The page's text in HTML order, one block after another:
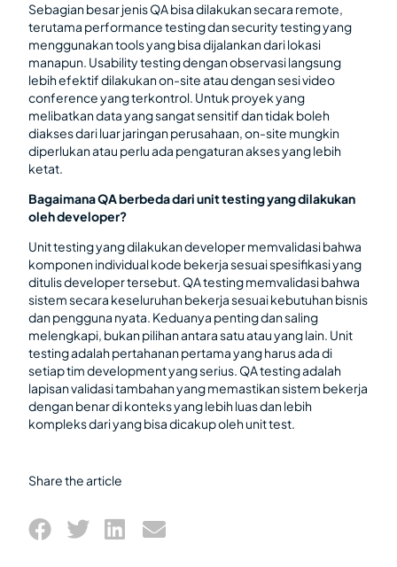
Sebagian besar jenis QA bisa dilakukan secara remote,
terutama performance testing dan security testing yang
menggunakan tools yang bisa dijalankan dari lokasi
manapun. Usability testing dengan observasi langsung
lebih efektif dilakukan on-site atau dengan sesi video
conference yang terkontrol. Untuk proyek yang
melibatkan data yang sangat sensitif dan tidak boleh
diakses dari luar jaringan perusahaan, on-site mungkin
diperlukan atau perlu ada pengaturan akses yang lebih
ketat.
Bagaimana QA berbeda dari unit testing yang dilakukan
oleh developer?
Unit testing yang dilakukan developer memvalidasi bahwa
komponen individual kode bekerja sesuai spesifikasi yang
ditulis developer tersebut. QA testing memvalidasi bahwa
sistem secara keseluruhan bekerja sesuai kebutuhan bisnis
dan pengguna nyata. Keduanya penting dan saling
melengkapi, bukan pilihan antara satu atau yang lain. Unit
testing adalah pertahanan pertama yang harus ada di
setiap tim development yang serius. QA testing adalah
lapisan validasi tambahan yang memastikan sistem bekerja
dengan benar di konteks yang lebih luas dan lebih
kompleks dari yang bisa dicakup oleh unit test.
Share the article